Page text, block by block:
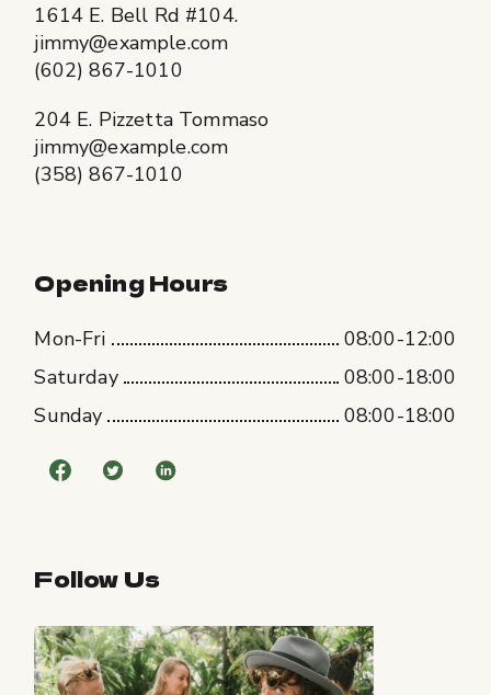
1614 E. Bell Rd #104.
jimmy@example.com
(602) 867-1010
204 E. Pizzetta Tommaso
jimmy@example.com
(358) 867-1010
Opening Hours
Mon-Fri
08:00-12:00
Saturday
08:00-18:00
Sunday
08:00-18:00
Follow Us